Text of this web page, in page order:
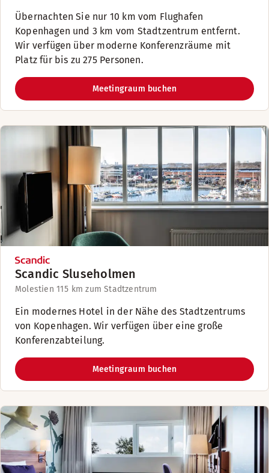
Übernachten Sie nur 10 km vom Flughafen
Kopenhagen und 3 km vom Stadtzentrum entfernt.
Wir verfügen über moderne Konferenzräume mit
Platz für bis zu 275 Personen.
Meetingraum buchen
Scandic Sluseholmen
Molestien 115 km zum Stadtzentrum
Ein modernes Hotel in der Nähe des Stadtzentrums
von Kopenhagen. Wir verfügen über eine große
Konferenzabteilung.
Meetingraum buchen